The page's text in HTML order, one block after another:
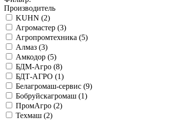
Производитель
KUHN (2)
Агромастер (3)
Агропромтехника (5)
Алмаз (3)
Амкодор (5)
БДМ-Агро (8)
БДТ-АГРО (1)
Белагромаш-сервис (9)
Бобруйскагромаш (1)
ПромАгро (2)
Техмаш (2)